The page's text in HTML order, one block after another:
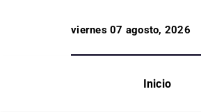
viernes 07 agosto, 2026
Inicio